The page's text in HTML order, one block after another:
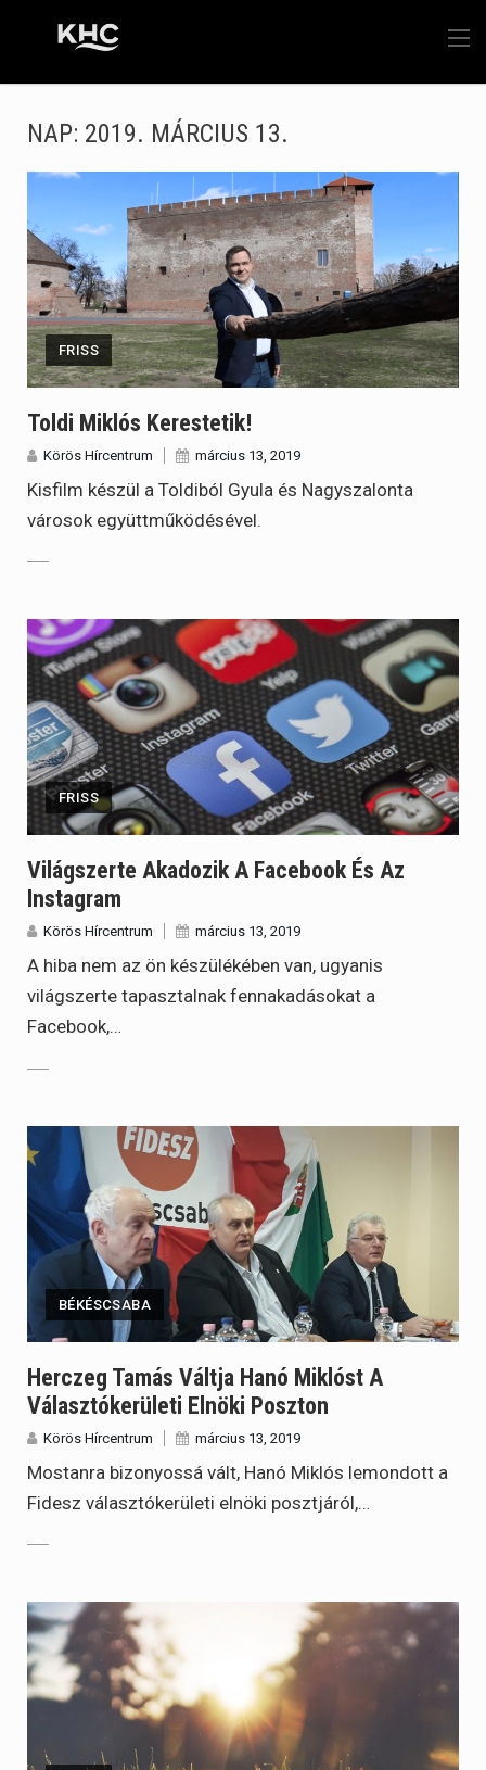
NAP: 2019. MÁRCIUS 13.
FRISS
Toldi Miklós Kerestetik!
Körös Hírcentrum március 13, 2019
Kisfilm készül a Toldiból Gyula és Nagyszalonta
városok együttműködésével.
FRISS
Világszerte Akadozik A Facebook És Az
Instagram
Körös Hírcentrum március 13, 2019
A hiba nem az ön készülékében van, ugyanis
világszerte tapasztalnak fennakadásokat a
Facebook,…
BÉKÉSCSABA
Herczeg Tamás Váltja Hanó Miklóst A
Választókerületi Elnöki Poszton
Körös Hírcentrum március 13, 2019
Mostanra bizonyossá vált, Hanó Miklós lemondott a
Fidesz választókerületi elnöki posztjáról,…